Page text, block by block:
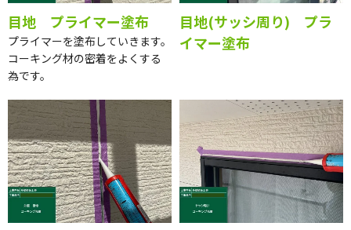
目地 プライマー塗布
プライマーを塗布していきます。
コーキング材の密着をよくする
為です。
目地(サッシ周り) プラ
イマー塗布